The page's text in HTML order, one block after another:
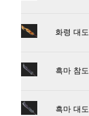
화령 대도
흑마 참도
흑마 대도